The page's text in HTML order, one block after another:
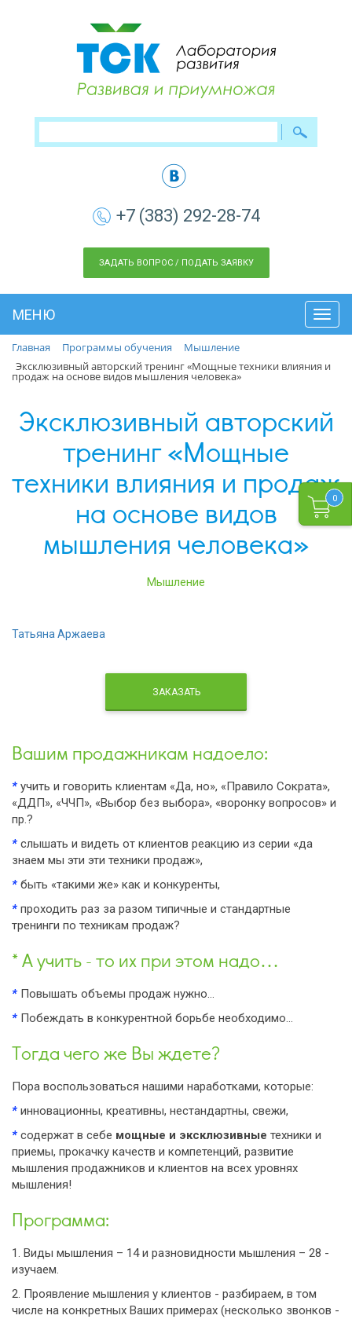
0
+7 (383) 292-28-74
ЗАДАТЬ ВОПРОС / ПОДАТЬ ЗАЯВКУ
МЕНЮ
Главная
Программы обучения
Мышление
Эксклюзивный авторский тренинг «Мощные техники влияния и
продаж на основе видов мышления человека»
Эксклюзивный авторский
тренинг «Мощные
техники влияния и продаж
на основе видов
мышления человека»
Мышление
Татьяна Аржаева
ЗАКАЗАТЬ
Вашим продажникам надоело:
* учить и говорить клиентам «Да, но», «Правило Сократа»,
«ДДП», «ЧЧП», «Выбор без выбора», «воронку вопросов» и
пр.?
* слышать и видеть от клиентов реакцию из серии «да
знаем мы эти эти техники продаж»,
* быть «такими же» как и конкуренты,
* проходить раз за разом типичные и стандартные
тренинги по техникам продаж?
* А учить - то их при этом надо…
* Повышать объемы продаж нужно…
* Побеждать в конкурентной борьбе необходимо…
Тогда чего же Вы ждете?
Пора воспользоваться нашими наработками, которые:
* инновационны, креативны, нестандартны, свежи,
* содержат в себе мощные и эксклюзивные техники и
приемы, прокачку качеств и компетенций, развитие
мышления продажников и клиентов на всех уровнях
мышления!
Программа:
1. Виды мышления – 14 и разновидности мышления – 28 -
изучаем.
2. Проявление мышления у клиентов - разбираем, в том
числе на конкретных Ваших примерах (несколько звонков -